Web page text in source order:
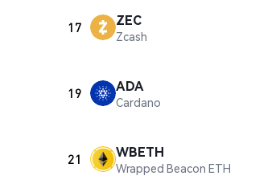
17 ZEC
Zcash
19 ADA
Cardano
21 WBETH
Wrapped Beacon ETH